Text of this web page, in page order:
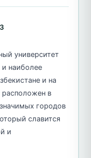
университет
наиболее
и на
в
городов
славится
и